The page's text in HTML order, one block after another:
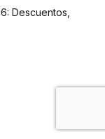
Descuentos,